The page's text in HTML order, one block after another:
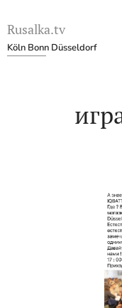
Rusalka.tv
Köln Bonn Düsseldorf